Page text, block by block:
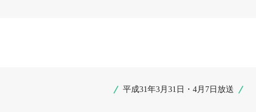
平成31年3月31日・4月7日放送